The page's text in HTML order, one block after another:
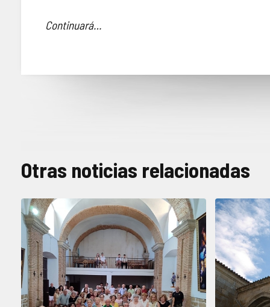
Continuará…
Otras noticias relacionadas